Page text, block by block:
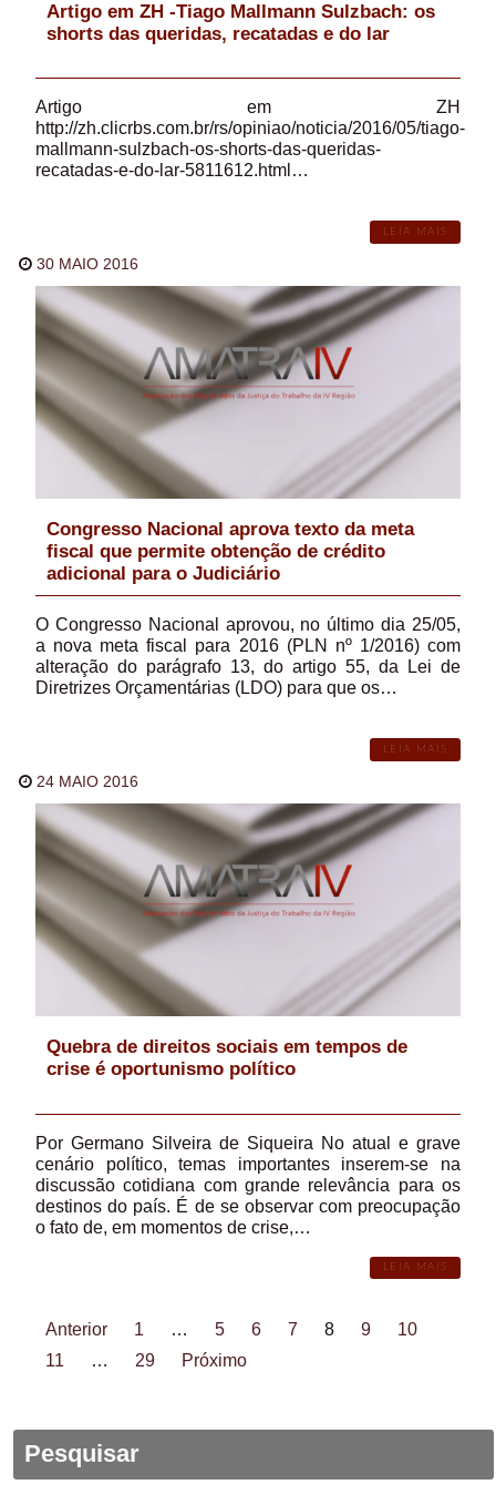
Artigo em ZH -Tiago Mallmann Sulzbach: os
shorts das queridas, recatadas e do lar
Artigo em ZH
http://zh.clicrbs.com.br/rs/opiniao/noticia/2016/05/tiago-
mallmann-sulzbach-os-shorts-das-queridas-
recatadas-e-do-lar-5811612.html…
LEIA MAIS
30 MAIO 2016
Congresso Nacional aprova texto da meta
fiscal que permite obtenção de crédito
adicional para o Judiciário
O Congresso Nacional aprovou, no último dia 25/05,
a nova meta fiscal para 2016 (PLN nº 1/2016) com
alteração do parágrafo 13, do artigo 55, da Lei de
Diretrizes Orçamentárias (LDO) para que os…
LEIA MAIS
24 MAIO 2016
Quebra de direitos sociais em tempos de
crise é oportunismo político
Por Germano Silveira de Siqueira No atual e grave
cenário político, temas importantes inserem-se na
discussão cotidiana com grande relevância para os
destinos do país. É de se observar com preocupação
o fato de, em momentos de crise,…
LEIA MAIS
Anterior 1 … 5 6 7 8 9
10
11
… 29 Próximo
Pesquisar